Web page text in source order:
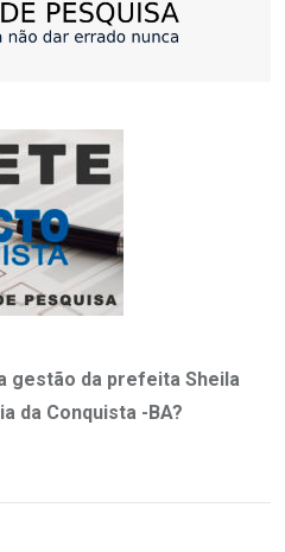
gestão da prefeita Sheila
da Conquista -BA?